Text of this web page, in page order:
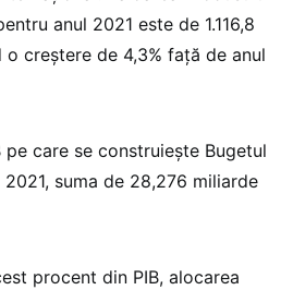
anul 2021 este de 1.116,8
creștere de 4,3% față de anul
care se construiește Bugetul
suma de 28,276 miliarde
procent din PIB, alocarea